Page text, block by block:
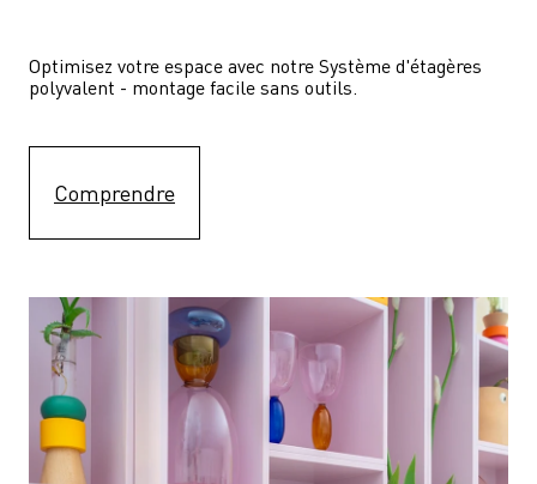
Optimisez votre espace avec notre Système d'étagères
polyvalent - montage facile sans outils.
Comprendre